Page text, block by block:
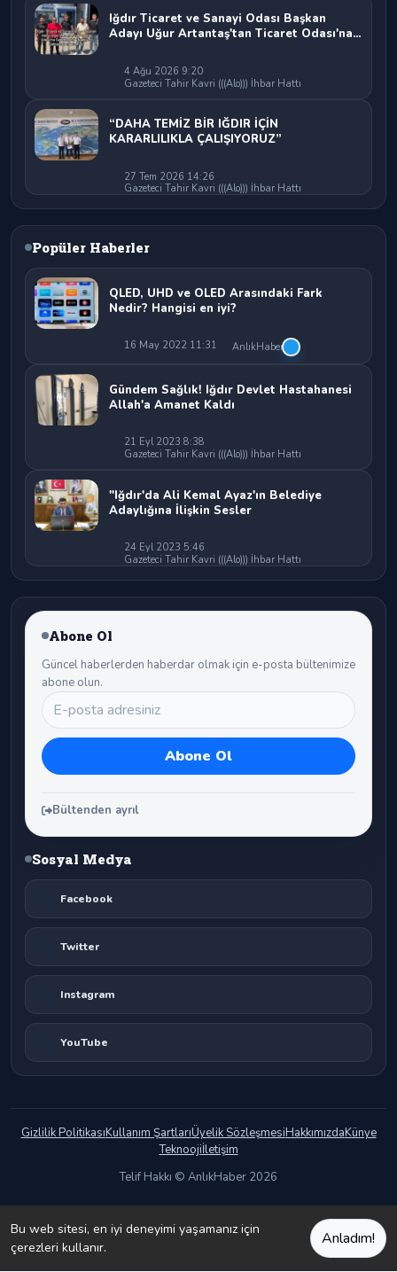
Iğdır Ticaret ve Sanayi Odası Başkan
Adayı Uğur Artantaş'tan Ticaret Odası'na
Bırakılamaz"
4 Ağu 2026 9:20
Gazeteci Tahir Kavri (((Alo))) İhbar Hattı
“DAHA TEMİZ BİR IĞDIR İÇİN
KARARLILIKLA ÇALIŞIYORUZ”
27 Tem 2026 14:26
Gazeteci Tahir Kavri (((Alo))) İhbar Hattı
Popüler Haberler
QLED, UHD ve OLED Arasındaki Fark
Nedir? Hangisi en iyi?
16 May 2022 11:31 AnlıkHaber
Gündem Sağlık! Iğdır Devlet Hastahanesi
Allah'a Amanet Kaldı
21 Eyl 2023 8:38
Gazeteci Tahir Kavri (((Alo))) İhbar Hattı
"Iğdır'da Ali Kemal Ayaz'ın Belediye
Adaylığına İlişkin Sesler
24 Eyl 2023 5:46
Gazeteci Tahir Kavri (((Alo))) İhbar Hattı
Abone Ol
Güncel haberlerden haberdar olmak için e-posta bültenimize
abone olun.
Bültenden ayrıl
Sosyal Medya
Facebook
Twitter
Instagram
YouTube
Gizlilik PolitikasıKullanım ŞartlarıÜyelik SözleşmesiHakkımızdaKünye
Teknoojiİletişim
Telif Hakkı © AnlıkHaber 2026
Bu web sitesi, en iyi deneyimi yaşamanız için
çerezleri kullanır.
Anladım!